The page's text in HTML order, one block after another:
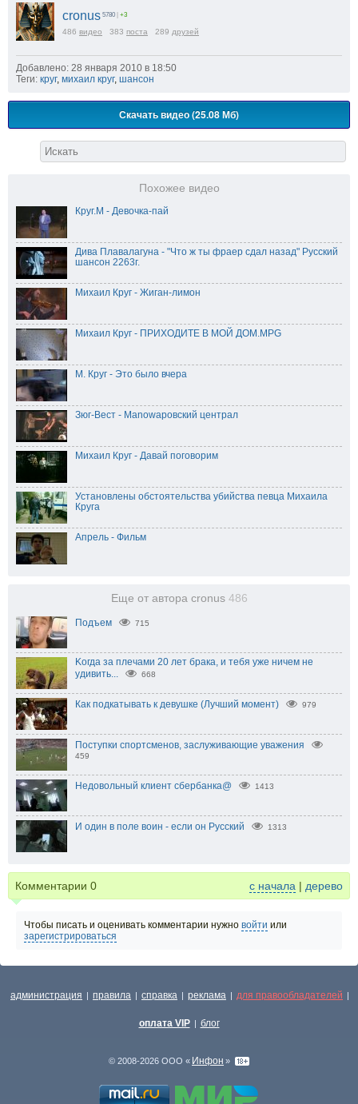
cronus 5780 | +3
486 видео 383 поста 289 друзей
Добавлено: 28 января 2010 в 18:50
Теги: круг, михаил круг, шансон
Скачать видео (25.08 Мб)
Похожее видео
Круг.М - Девочка-пай
Дива Плавалагуна - "Что ж ты фраер сдал назад" Русский
шансон 2263г.
Михаил Круг - Жиган-лимон
Михаил Круг - ПРИХОДИТЕ В МОЙ ДОМ.MPG
М. Круг - Это было вчера
Зюг-Вест - Manowaровский централ
Михаил Круг - Давай поговорим
Установлены обстоятельства убийства певца Михаила
Круга
Апрель - Фильм
Еще от автора cronus 486
Подъем 715
Koгда за плeчaми 20 лeт бpaка, и тeбя ужe ничeм нe
yдивить...
668
Как подкатывать к девушке (Лучший момент) 979
Поступки спортсменов, заслуживающие уважения
459
Недовольный клиент сбербанка@ 1413
И один в поле воин - если он Русский 1313
Комментарии 0 с начала | дерево
Чтобы писать и оценивать комментарии нужно войти или
зарегистрироваться
администрация | правила | справка | реклама | для правообладателей |
оплата VIP | блог
© 2008-2026 ООО « Инфон »